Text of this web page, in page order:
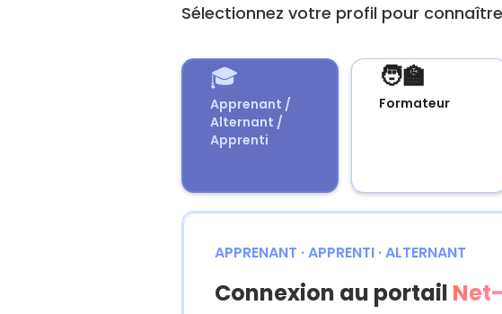
Sélectionnez votre profil pour
🎓
Apprenant /
Alternant /
Apprenti
🧑‍🏫
Formateur
APPRENANT · APPRENTI · ALTERNANT
Connexion au portail